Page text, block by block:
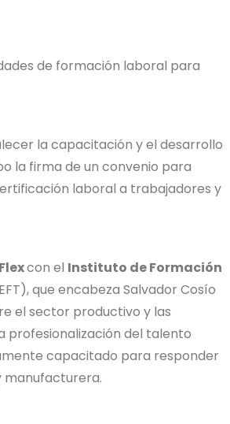
r
j
E
s
t
a
de formación laboral para
la capacitación y el desarrollo
la firma de un convenio para
laboral a trabajadores y
Flexcon el Instituto de Formación
que encabeza Salvador Cosío
el sector productivo y las
profesionalización del talento
capacitado para responder
manufacturera.